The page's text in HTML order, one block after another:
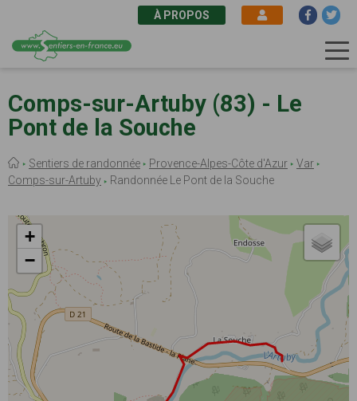
au
contenu
principal
À PROPOS
Comps-sur-Artuby (83) - Le
Pont de la Souche
Fil
d'Ariane
Sentiers de randonnée Provence-Alpes-Côte d'Azur
Var
Comps-sur-Artuby
Randonnée Le Pont de la Souche
+
−